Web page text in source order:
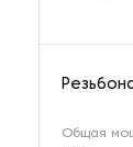
Общая